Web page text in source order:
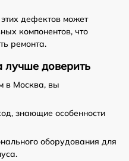
дефектов может
компонентов, что
ремонта.
лучше доверить
в Москва, вы
знающие особенности
оборудования для